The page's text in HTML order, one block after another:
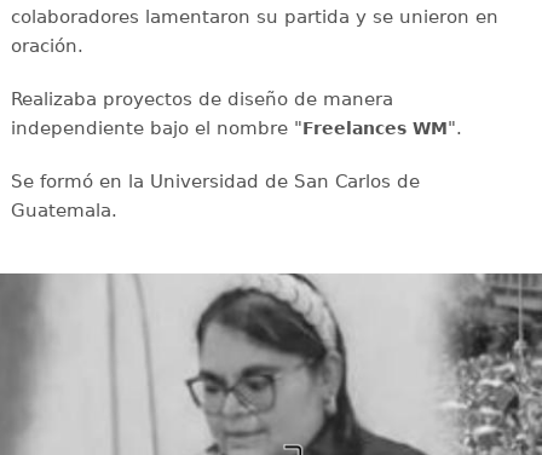
colaboradores lamentaron su partida y se unieron en
oración.
Realizaba proyectos de diseño de manera
independiente bajo el nombre "Freelances WM".
Se formó en la Universidad de San Carlos de
Guatemala.